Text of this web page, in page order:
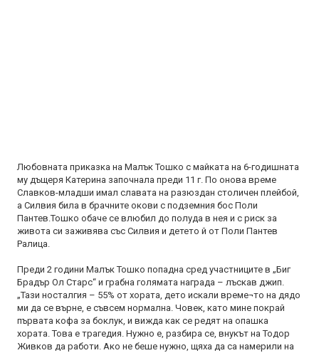
Любовната приказка на Малък Тошко с майката на 6-годишната
му дъщеря Катерина започнала преди 11 г. По онова време
Славков-младши имал славата на разюздан столичен плейбой,
а Силвия била в брачните окови с подземния бос Поли
Пантев.Тошко обаче се влюбил до полуда в нея и с риск за
живота си заживява със Силвия и детето й от Поли Пантев
Ралица.
Преди 2 години Малък Тошко попадна сред участниците в „Биг
Брадър Ол Старс“ и грабна голямата награда – лъскав джип.
„Тази носталгия – 55% от хората, дето искали време¬то на дядо
ми да се върне, е съвсем нормална. Човек, като мине покрай
първата кофа за боклук, и вижда как се редят на опашка
хората. Това е трагедия. Нужно е, разбира се, внукът на Тодор
Живков да работи. Ако не беше нужно, щяха да са намерили на